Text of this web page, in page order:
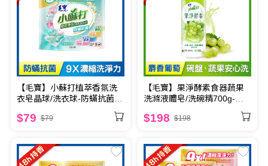
【毛寶】小蘇打植萃香氛洗
衣皂晶球/洗衣球-防蟎抗菌 5
$79 $79
【毛寶】果淨酵素食器蔬果
洗滌液體皂/洗碗精700g-麝
$198 $198